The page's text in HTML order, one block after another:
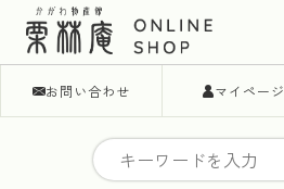
お問い合わせ マイページ